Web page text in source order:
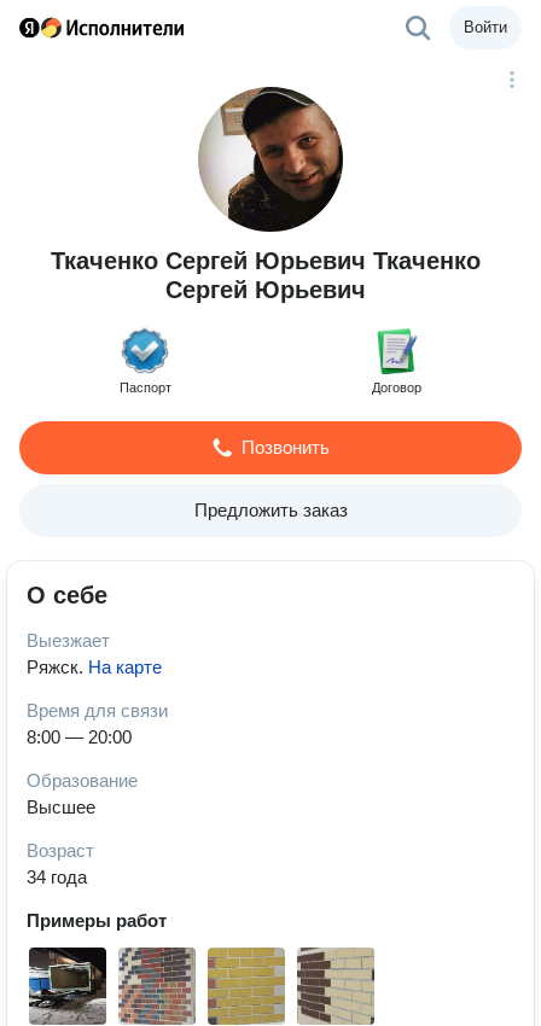
Войти
Ткаченко Сергей Юрьевич Ткаченко
Сергей Юрьевич
Паспорт Договор
Позвонить
Предложить заказ
О себе
Выезжает
Ряжск. На карте
Время для связи
8:00 — 20:00
Образование
Высшее
Возраст
34 года
Примеры работ